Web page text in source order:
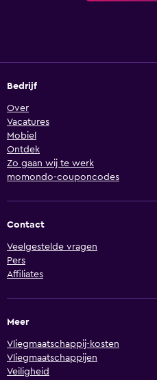
Bedrijf
Over
Vacatures
Mobiel
Ontdek
Zo gaan wij te werk
momondo-couponcodes
Contact
Veelgestelde vragen
Pers
Affiliates
Meer
Vliegmaatschappij-kosten
Vliegmaatschappijen
Veiligheid